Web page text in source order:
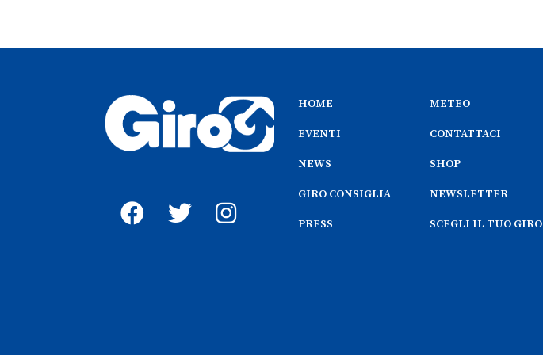
HOME
EVENTI
NEWS
GIRO CONSIGLIA
PRESS
METEO
CONTATTACI
SHOP
NEWSLETTER
SCEGLI IL TUO GIRO